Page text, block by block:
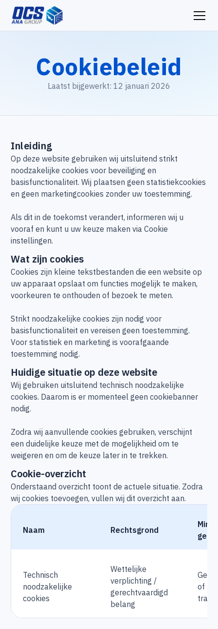
Cookiebeleid
Laatst bijgewerkt: 12 januari 2026
Inleiding
Op deze website gebruiken wij uitsluitend strikt
noodzakelijke cookies voor beveiliging en
basisfunctionaliteit. Wij plaatsen geen statistiekcookies
en geen marketingcookies zonder uw toestemming.
Als dit in de toekomst verandert, informeren wij u
vooraf en kunt u uw keuze maken via Cookie
instellingen.
Wat zijn cookies
Cookies zijn kleine tekstbestanden die een website op
uw apparaat opslaat om functies mogelijk te maken,
voorkeuren te onthouden of bezoek te meten.
Strikt noodzakelijke cookies zijn nodig voor
basisfunctionaliteit en vereisen geen toestemming.
Voor statistiek en marketing is voorafgaande
toestemming nodig.
Huidige situatie op deze website
Wij gebruiken uitsluitend technisch noodzakelijke
cookies. Daarom is er momenteel geen cookiebanner
nodig.
Zodra wij aanvullende cookies gebruiken, verschijnt
een duidelijke keuze met de mogelijkheid om te
weigeren en om de keuze later in te trekken.
Cookie-overzicht
Onderstaand overzicht toont de actuele situatie. Zodra
wij cookies toevoegen, vullen wij dit overzicht aan.
Naam Rechtsgrond
Technisch
noodzakelijke
cookies
Wettelijke
verplichting /
gerechtvaardigd
belang
of